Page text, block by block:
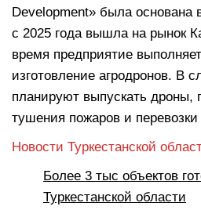
Development» была основана
с 2025 года вышла на рынок
время предприятие
изготовление агродронов. В
планируют выпускать дроны,
тушения пожаров и перевозки
Новости Туркестанской
Более 3 тыс объектов
Туркестанской области